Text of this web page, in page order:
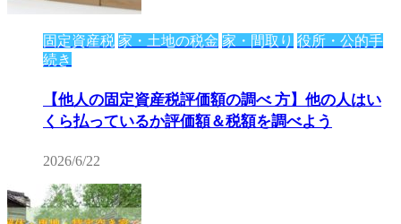
固定資産税 家・土地の税金 家・間取り 役所・公的手
続き
【他人の固定資産税評価額の調べ 方】他の人はい
くら払っているか評価額＆税額を調べよう
2026/6/22